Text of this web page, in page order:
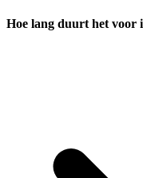
Hoe lang duurt het voor